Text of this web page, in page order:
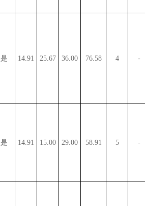
是 14.91 25.67 36.00 76.58 4 -
是 14.91 15.00 29.00 58.91 5 -